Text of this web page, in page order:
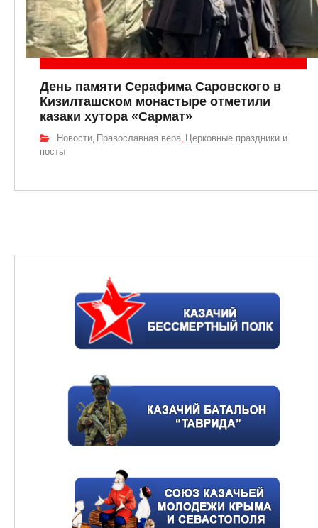
День памяти Серафима Саровского в
Кизилташском монастыре отметили
казаки хутора «Сармат»
Новости Православная вера Церковные праздники и
посты